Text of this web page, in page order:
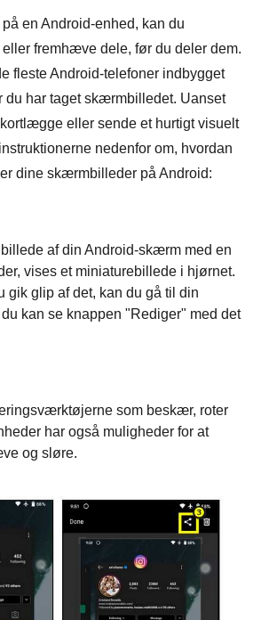
en Android-enhed, kan du
fremhæve dele, før du deler dem.
fleste Android-telefoner indbygget
du har taget skærmbilledet. Uanset
eller sende et hurtigt visuelt
nedenfor om, hvordan
dine skærmbilleder på Android:
af din Android-skærm med en
vises et miniaturebillede i hjørnet.
gik glip af det, kan du gå til din
kan se knappen "Rediger" med det
som beskær, roter
har også muligheder for at
og sløre.